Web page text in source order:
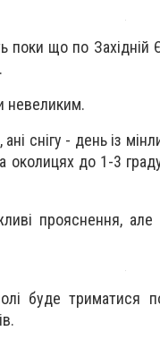
що по Західній
невеликим.
снігу - день із
околицях до 1-3
прояснення,
буде триматися